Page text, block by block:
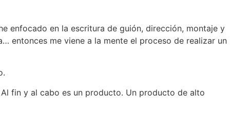
enfocado en la escritura de guión, dirección, montaje y
entonces me viene a la mente el proceso de realizar un
fin y al cabo es un producto. Un producto de alto